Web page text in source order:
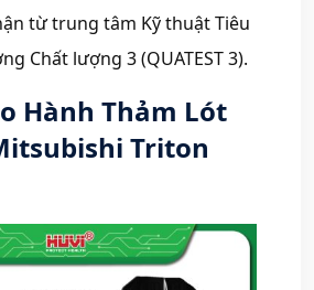
từ trung tâm Kỹ thuật Tiêu
Chất lượng 3 (QUATEST 3).
Hành Thảm Lót
Triton